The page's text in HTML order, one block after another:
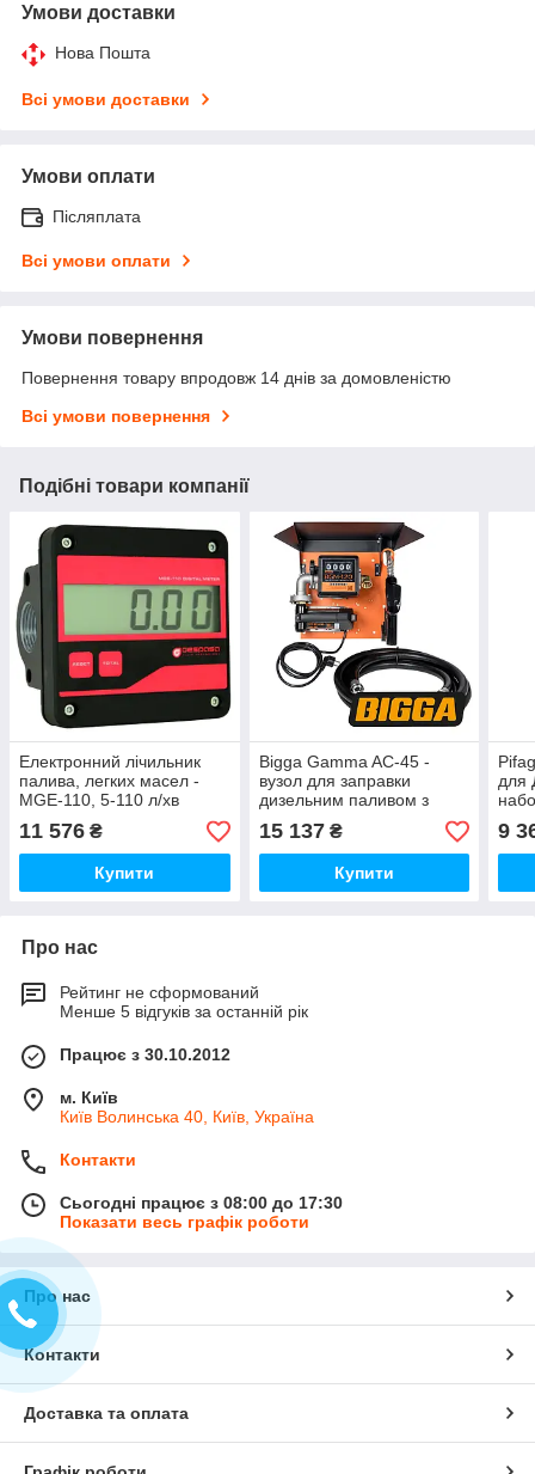
Умови доставки
Нова Пошта
Всі умови доставки
Умови оплати
Післяплата
Всі умови оплати
Умови повернення
Повернення товару впродовж 14 днів за домовленістю
Всі умови повернення
Подібні товари компанії
Електронний лічильник
палива, легких масел -
MGE-110, 5-110 л/хв
(Gespasa)
11 576 ₴
Купити
Bigga Gamma AC-45 -
вузол для заправки
дизельним паливом з
лічильником, 220В, 45 л/
хв.
15 137₴
Купити
для
9
Про нас
Рейтинг не сформований
Менше 5 відгуків за останній рік
Працює з 30.10.2012
м. Київ
Київ Волинська 40, Київ, Україна
Контакти
Сьогодні працює з 08:00 до 17:30
Показати весь графік роботи
Про нас
Контакти
Доставка та оплата